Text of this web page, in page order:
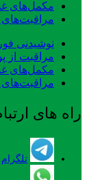
مکمل‌های
نوشیدنی
مراقبت از
مکمل‌های
راه های
تلگرام